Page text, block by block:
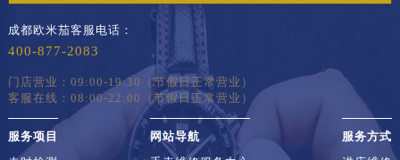
成都欧米茄客服电话：
400-877-2083
门店营业：09:00-19:30（节假日正常营业）
客服在线：08:00-22:00（节假日正常营业）
服务项目
网站导航
服务方式